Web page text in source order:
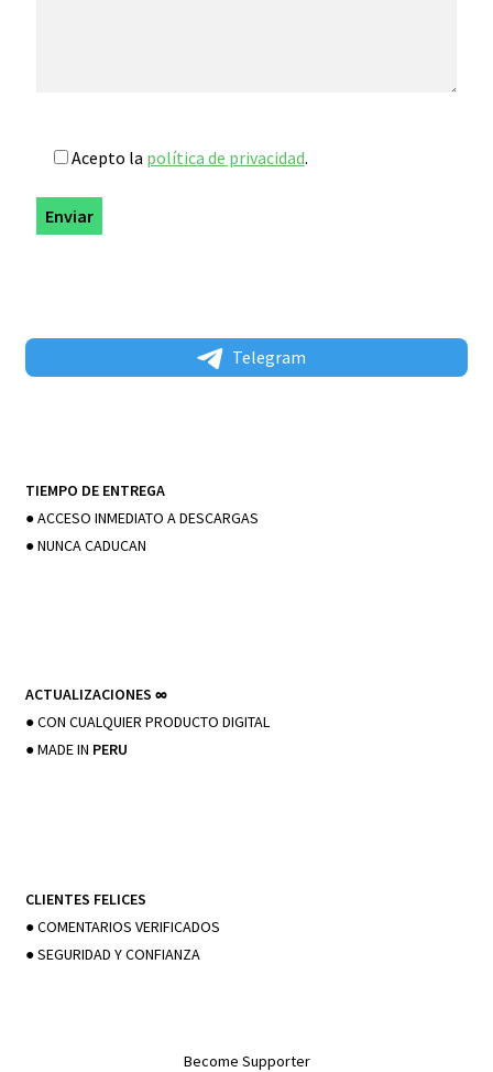
Acepto la política de privacidad.
Telegram
TIEMPO DE ENTREGA
● ACCESO INMEDIATO A DESCARGAS
● NUNCA CADUCAN
ACTUALIZACIONES ∞
● CON CUALQUIER PRODUCTO DIGITAL
● MADE IN PERU
CLIENTES FELICES
● COMENTARIOS VERIFICADOS
● SEGURIDAD Y CONFIANZA
Become Supporter